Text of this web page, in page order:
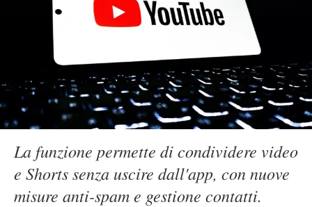
La funzione permette di condividere video
e Shorts senza uscire dall'app, con nuove
misure anti-spam e gestione contatti.